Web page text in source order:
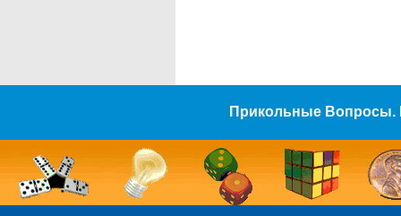
Прикольные Вопросы.